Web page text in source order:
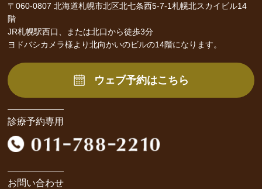
〒060-0807 北海道札幌市北区北七条西5-7-1札幌北スカイビル14
階
JR札幌駅西口、または北口から徒歩3分
ヨドバシカメラ様より北向かいのビルの14階になります。
ウェブ予約はこちら
診療予約専用
お問い合わせ